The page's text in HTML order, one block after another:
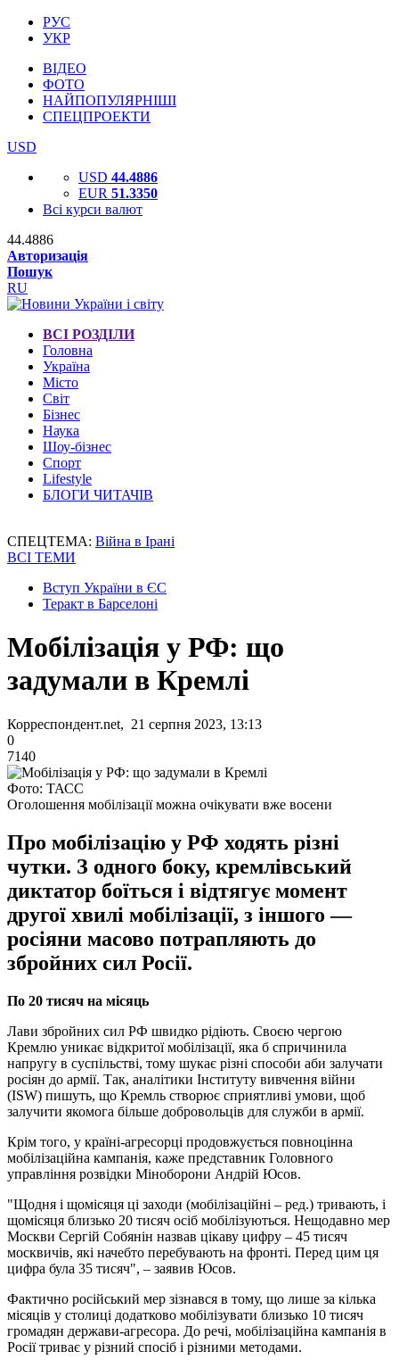
РУС
УКР
ВІДЕО
ФОТО
НАЙПОПУЛЯРНІШІ
СПЕЦПРОЕКТИ
USD
USD 44.4886
EUR 51.3350
Всі курси валют
44.4886
Авторизація
Пошук
RU
ВСІ РОЗДІЛИ
Головна
Україна
Місто
Світ
Бізнес
Наука
Шоу-бізнес
Спорт
Lifestyle
БЛОГИ ЧИТАЧІВ
СПЕЦТЕМА: Війна в Ірані
ВСІ ТЕМИ
Вступ України в ЄС
Теракт в Барселоні
Мобілізація у РФ: що
задумали в Кремлі
Корреспондент.net, 21 серпня 2023, 13:13
0
7140
Фото: ТАСС
Оголошення мобілізації можна очікувати вже восени
Про мобілізацію у РФ ходять різні
чутки. З одного боку, кремлівський
диктатор боїться і відтягує момент
другої хвилі мобілізації, з іншого —
росіяни масово потрапляють до
збройних сил Росії.
По 20 тисяч на місяць
Лави збройних сил РФ швидко рідіють. Своєю чергою
Кремлю уникає відкритої мобілізації, яка б спричинила
напругу в суспільстві, тому шукає різні способи аби залучати
росіян до армії. Так, аналітики Інституту вивчення війни
(ISW) пишуть, що Кремль створює сприятливі умови, щоб
залучити якомога більше добровольців для служби в армії.
Крім того, у країні-агресорці продовжується повноцінна
мобілізаційна кампанія, каже представник Головного
управління розвідки Міноборони Андрій Юсов.
"Щодня і щомісяця ці заходи (мобілізаційні – ред.) тривають, і
щомісяця близько 20 тисяч осіб мобілізуються. Нещодавно мер
Москви Сергій Собянін назвав цікаву цифру – 45 тисяч
москвичів, які начебто перебувають на фронті. Перед цим ця
цифра була 35 тисяч", – заявив Юсов.
Фактично російський мер зізнався в тому, що лише за кілька
місяців у столиці додатково мобілізувати близько 10 тисяч
громадян держави-агресора. До речі, мобілізаційна кампанія в
Росії триває у різний спосіб і різними методами.